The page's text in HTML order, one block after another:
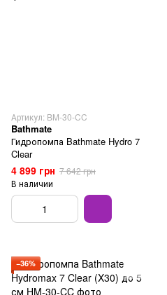
Артикул: BM-30-CC
Bathmate
Гидропомпа Bathmate Hydro 7
Clear
4 899 грн 7 642 грн
В наличии
−36%